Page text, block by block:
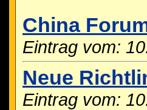
China
Eintrag vom:
Neue
Eintrag vom: